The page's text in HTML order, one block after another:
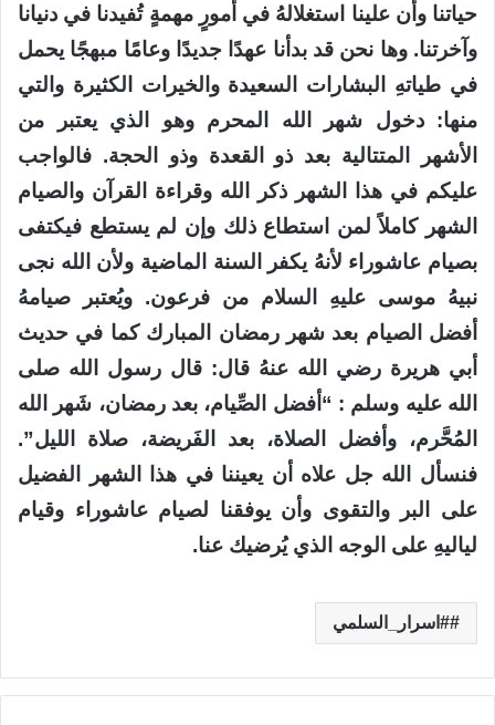
حياتنا وأن علينا استغلالهُ في أمورٍ مهمةٍ تُفيدنا في دنيانا
وآخرتنا. وها نحن قد بدأنا عهدًا جديدًا وعامًا مبهجًا يحمل
في طياتهِ البشارات السعيدة والخيرات الكثيرة والتي
منها: دخول شهر الله المحرم وهو الذي يعتبر من
الأشهر المتتالية بعد ذو القعدة وذو الحجة. فالواجب
عليكم في هذا الشهر ذكر الله وقراءة القرآن والصيام
الشهر كاملاً لمن استطاع ذلك وإن لم يستطع فيكتفى
بصيام عاشوراء لأنهُ يكفر السنة الماضية ولأن الله نجى
نبيهُ موسى عليهِ السلام من فرعون. ويُعتبر صيامهُ
أفضل الصيام بعد شهر رمضان المبارك كما في حديث
أبي هريرة رضي الله عنهُ قال: قال رسول الله صلى
الله عليه وسلم : “أفضل الصِّيام، بعد رمضان، شَهر الله
المُحَّرم، وأفضل الصلاة، بعد الفَريضة، صلاة الليل”.
فنسأل الله جل علاه أن يعيننا في هذا الشهر الفضيل
على البر والتقوى وأن يوفقنا لصيام عاشوراء وقيام
لياليهِ على الوجه الذي يُرضيك عنا.
#اسرار_السلمي